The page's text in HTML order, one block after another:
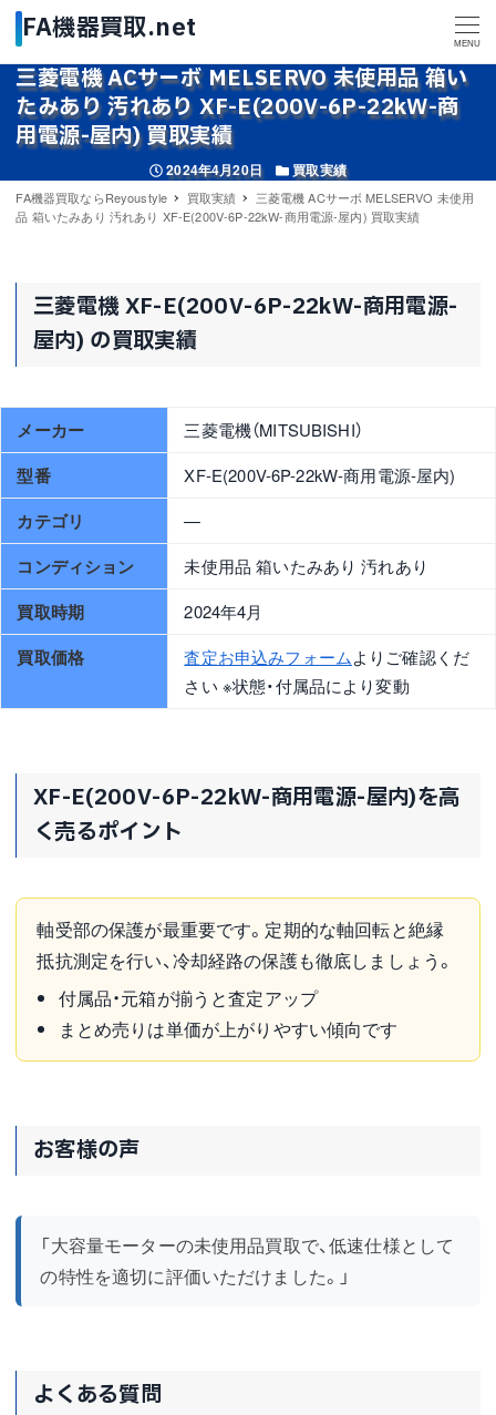
MENU
三菱電機 ACサーボ MELSERVO 未使用品 箱い
たみあり 汚れあり XF-E(200V-6P-22kW-商
用電源-屋内) 買取実績
投稿日
2024年4月20日 カテゴリー
買取実績
FA機器買取ならReyoustyle 買取実績
三菱電機 ACサーボ MELSERVO 未使用
品 箱いたみあり 汚れあり XF-E(200V-6P-22kW-商用電源-屋内) 買取実績
三菱電機 XF-E(200V-6P-22kW-商用電源-
屋内) の買取実績
メーカー 三菱電機（MITSUBISHI）
型番 XF-E(200V-6P-22kW-商用電源-屋内)
カテゴリ —
コンディション 未使用品 箱いたみあり 汚れあり
買取時期 2024年4月
買取価格 査定お申込みフォームよりご確認くだ
さい ※状態・付属品により変動
XF-E(200V-6P-22kW-商用電源-屋内)を高
く売るポイント
軸受部の保護が最重要です。定期的な軸回転と絶縁
抵抗測定を行い、冷却経路の保護も徹底しましょう。
付属品・元箱が揃うと査定アップ
まとめ売りは単価が上がりやすい傾向です
お客様の声
「大容量モーターの未使用品買取で、低速仕様として
の特性を適切に評価いただけました。」
よくある質問